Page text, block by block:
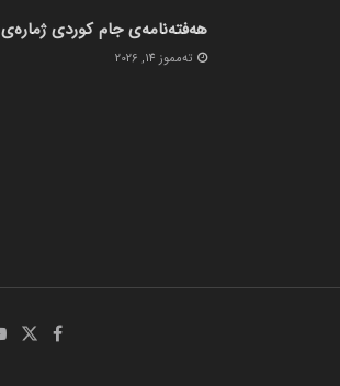
هەفتەنامەی جام کوردی ژمارەی 431
ته‌مموز 14, 2026